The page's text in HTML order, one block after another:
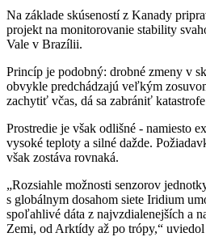
Na základe skúseností z Kanady
projekt na monitorovanie stability
Vale v Brazílii.
Princíp je podobný: drobné zmeny v
obvykle predchádzajú veľkým
zachytiť včas, dá sa zabrániť
Prostredie je však odlišné - namiesto
vysoké teploty a silné dažde.
však zostáva rovnaká.
„Rozsiahle možnosti senzorov
s globálnym dosahom siete Iridium
spoľahlivé dáta z najvzdialenejších a
Zemi, od Arktídy až po trópy,“